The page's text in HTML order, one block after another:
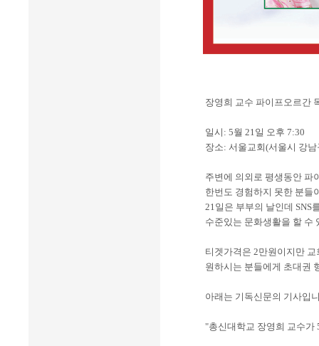
장영희 교수 파이프오르간
일시: 5월 21일 오후 7:30
장소: 서울교회(서울시 강
주변에 의외로 평생동안 파
한번도 경험하지 못한 분들
21일은 부부의 날인데 SNS
수준있는 문화생활을 할 수
티겟가격은 2만원이지만
원하시는 분들에게 초대권
아래는 기독신문의 기사입
"총신대학교 장영희 교수가